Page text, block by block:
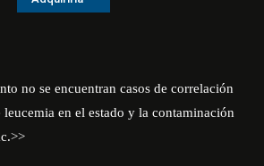
no se encuentran casos de correlación
leucemia en el estado y la contaminación